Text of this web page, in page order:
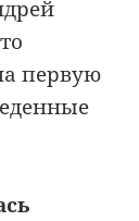
первую